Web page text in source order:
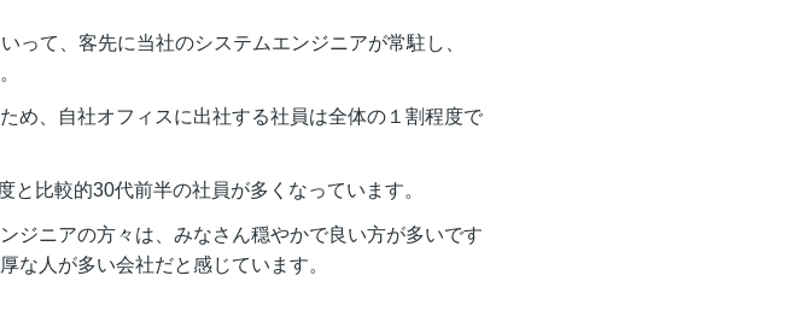
って、客先に当社のシステムエンジニアが常駐し、
め、自社オフィスに出社する社員は全体の１割程度で
比較的30代前半の社員が多くなっています。
ジニアの方々は、みなさん穏やかで良い方が多いです
な人が多い会社だと感じています。